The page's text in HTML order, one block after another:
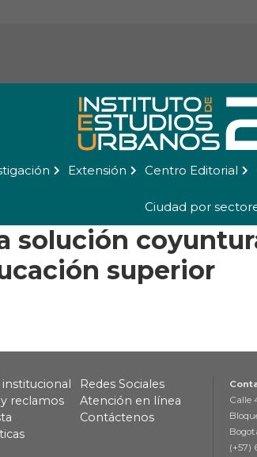
Extensión Centro Editorial
Ciudad por
solución
superior
Redes Sociales
reclamos
Atención en línea
Contáctenos
Calle
(+57)